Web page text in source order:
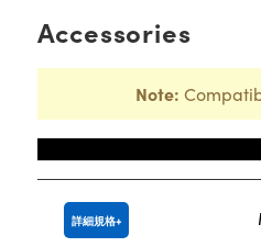
Accessories
Note:
詳細規格